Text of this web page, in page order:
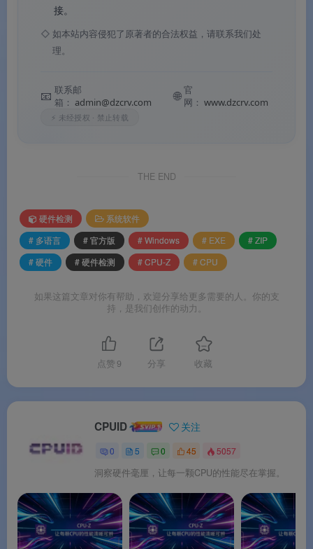
✅永久免费
⚙️ 软件功能
号、代号（Codename）、制程工艺、封装形式、
存信息。
📱主板信息读取 ：显示主板厂商、型号和版本、
BIOS 型号和日期、芯片组（北桥和南桥）信息。
💾内存与 SPD 检测：显示内存频率和时序参数。
商、序列号、时序表等详细信息。
显卡信息识别
：显示显卡型号、显存大小、图
形接口等基本信息。
基准测试与报告导出：支持简单的 CPU 性能基
准测试（单核/多核）。通过“File → Save Report”
软件特色
接。
◇ 如本站内容侵犯了原著者的合法权益，请联系我们处
理。
📧 联系邮
箱： admin@dzcrv.com 🌐官
网：www.dzcrv.com
⚡ 未经授权 · 禁止转载
THE END
硬件检测
系统软件
# 多语言
# 官方版 # Windows # EXE
# ZIP
# 硬件
# 硬件检测 # CPU-Z # CPU
如果这篇文章对你有帮助，欢迎分享给更多需要的人。你的支
持，是我们创作的动力。
点赞 9 分享 收藏
CPUID 关注
0 5 0 45 5057
洞察硬件毫厘，让每一颗CPU的性能尽在掌握。